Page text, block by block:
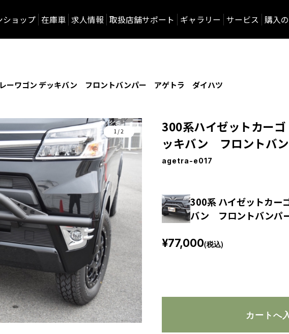
ショップ 在庫車 求人情報 取扱店舗サポート ギャラリー サービス 購入
レーワゴン デッキバン フロントバンパー アゲトラ ダイハツ
1/2
300系ハイゼットカー
ッキバン フロントバ
agetra-e017
300系 ハイゼットカー
バン フロントバンパ
¥77,000(税込)